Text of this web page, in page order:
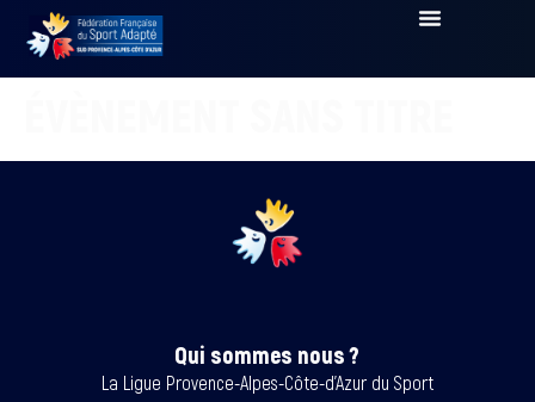
Qui sommes nous ?
La Ligue Provence-Alpes-Côte-d’Azur du Sport